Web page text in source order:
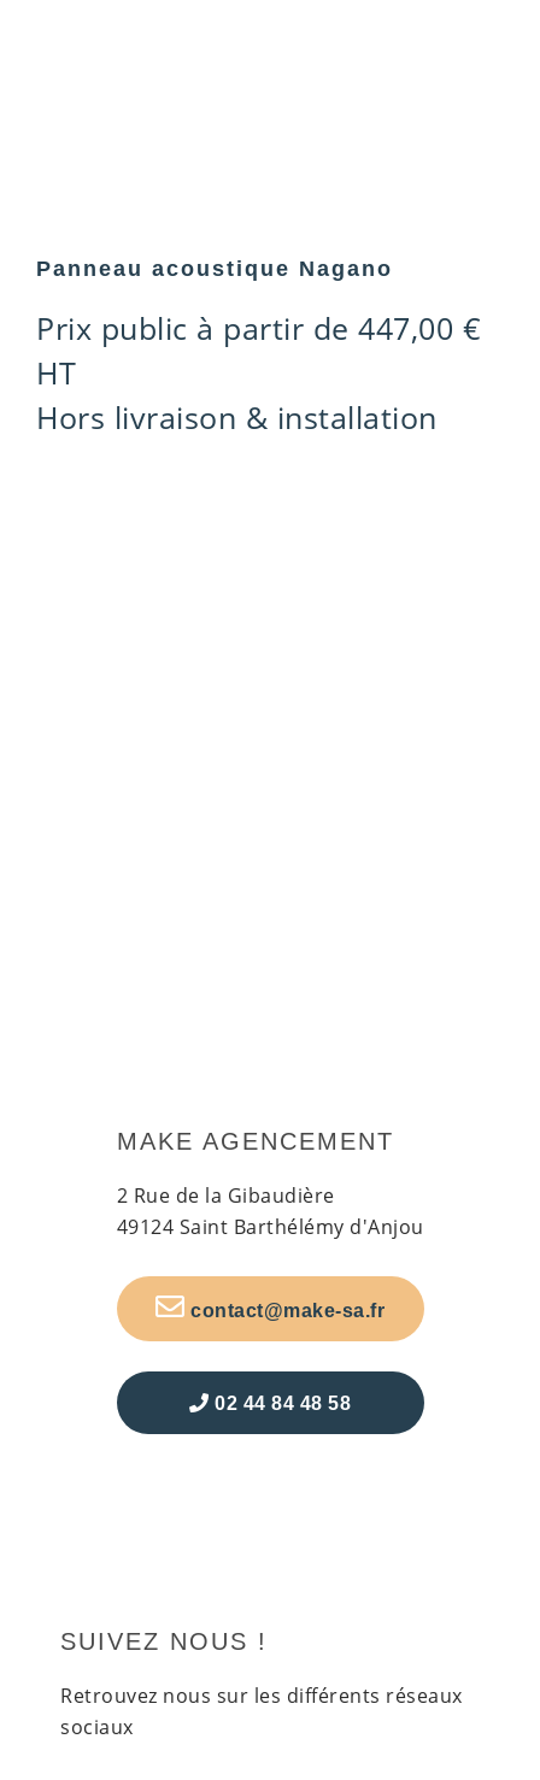
Panneau acoustique Nagano
Prix public à partir de 447,00 €
HT
Hors livraison & installation
MAKE AGENCEMENT
2 Rue de la Gibaudière
49124 Saint Barthélémy d'Anjou
contact@make-sa.fr
02 44 84 48 58
SUIVEZ NOUS !
Retrouvez nous sur les différents réseaux
sociaux